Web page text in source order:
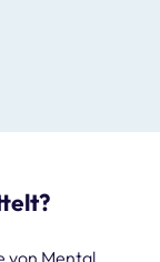
von Mental